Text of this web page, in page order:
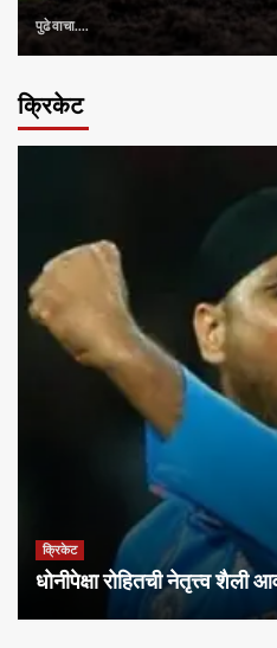
पुढे वाचा....
क्रिकेट
क्रिकेट
धोनीपेक्षा रोहितची नेतृत्त्व